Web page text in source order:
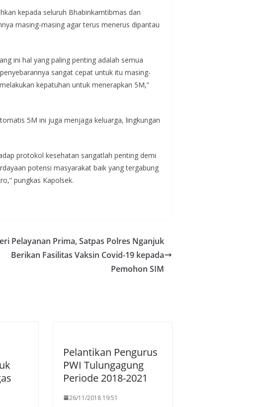
kepada seluruh Bhabinkamtibmas dan
masing-masing agar terus menerus dipantau
ini hal yang paling penting adalah semua
sangat cepat untuk itu masing-
kepatuhan untuk menerapkan 5M,”
5M ini juga menjaga keluarga, lingkungan
protokol kesehatan sangatlah penting demi
potensi masyarakat baik yang tergabung
pungkas Kapolsek.
Pelayanan Prima, Satpas Polres Nganjuk
Berikan Fasilitas Vaksin Covid-19 kepada
Pemohon SIM
Pelantikan Pengurus
PWI Tulungagung
Periode 2018-2021
26/11/2018 19:51